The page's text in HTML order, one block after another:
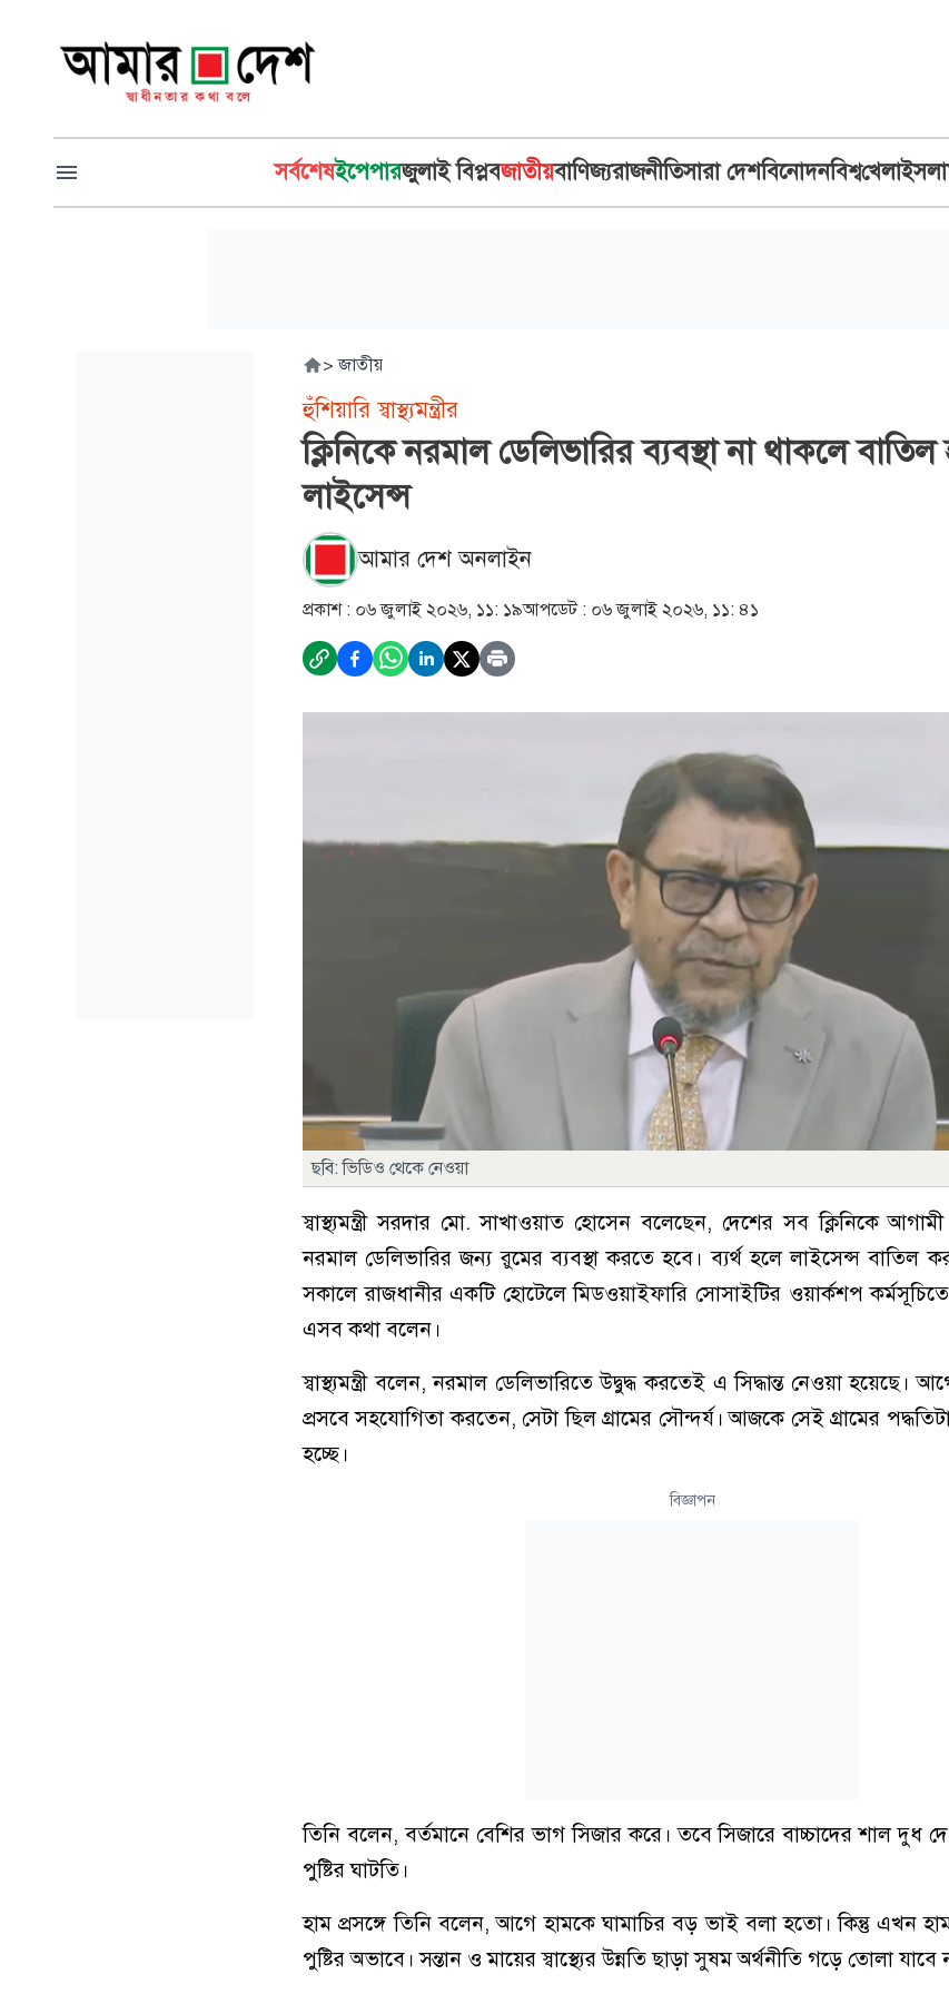
সর্বশেষইপেপারজুলাই বিপ্লবজাতীয়বাণিজ্যরাজনীতিসারা দেশবিনোদনবিশ্বখেলা
> জাতীয়
হুঁশিয়ারি স্বাস্থ্যমন্ত্রীর
ক্লিনিকে নরমাল ডেলিভারির ব্যবস্থা না থাকলে
লাইসেন্স
আমার দেশ অনলাইন
প্রকাশ : ০৬ জুলাই ২০২৬, ১১: ১৯আপডেট : ০৬ জুলাই ২০২৬, ১১: ৪১
ছবি: ভিডিও থেকে নেওয়া
স্বাস্থ্যমন্ত্রী সরদার মো. সাখাওয়াত হোসেন বলেছেন, দেশের সব ক্লিনিকে
নরমাল ডেলিভারির জন্য রুমের ব্যবস্থা করতে হবে। ব্যর্থ হলে লাইসেন্স বাতিল
সকালে রাজধানীর একটি হোটেলে মিডওয়াইফারি সোসাইটির ওয়ার্কশপ
এসব কথা বলেন।
স্বাস্থ্যমন্ত্রী বলেন, নরমাল ডেলিভারিতে উদ্বুদ্ধ করতেই এ সিদ্ধান্ত নেওয়া হয়েছে।
প্রসবে সহযোগিতা করতেন, সেটা ছিল গ্রামের সৌন্দর্য। আজকে সেই গ্রামের
হচ্ছে।
বিজ্ঞাপন
তিনি বলেন, বর্তমানে বেশির ভাগ সিজার করে। তবে সিজারে বাচ্চাদের শাল দুধ
পুষ্টির ঘাটতি।
হাম প্রসঙ্গে তিনি বলেন, আগে হামকে ঘামাচির বড় ভাই বলা হতো। কিন্তু এখন
পুষ্টির অভাবে। সন্তান ও মায়ের স্বাস্থ্যের উন্নতি ছাড়া সুষম অর্থনীতি গড়ে তোলা যাবে